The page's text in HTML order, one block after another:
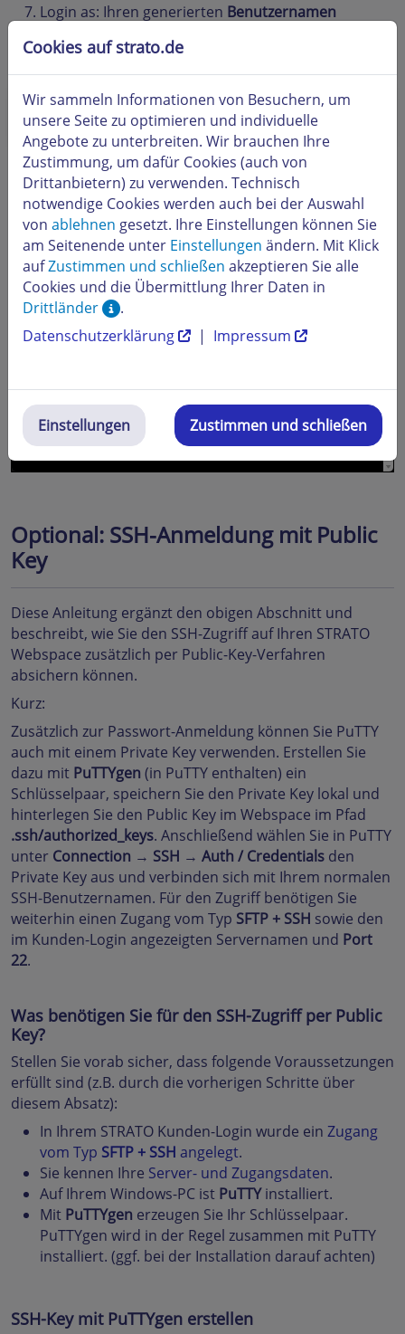
Login as: Ihren generierten Benutzernamen
Passworteingeben.
Hinweis:In PuTTY wird bei der Passworteingabe
nichts angezeigt – das ist normal.
Sie befinden sich nun im Terminal im hinterlegten
Startverzeichnis.
Optional: SSH-Anmeldung mit Public
Key
Diese Anleitung ergänzt den obigen Abschnitt und
beschreibt, wie Sie den SSH-Zugriff auf Ihren STRATO
Webspace zusätzlich per Public-Key-Verfahren
absichern können.
Kurz:
Zusätzlich zur Passwort-Anmeldung können Sie PuTTY
auch mit einem Private Key verwenden. Erstellen Sie
dazu mit PuTTYgen (in PuTTY enthalten) ein
Schlüsselpaar, speichern Sie den Private Key lokal und
hinterlegen Sie den Public Key im Webspace im Pfad
.ssh/authorized_keys. Anschließend wählen Sie in PuTTY
unter Connection → SSH → Auth / Credentials den
Private Key aus und verbinden sich mit Ihrem normalen
SSH-Benutzernamen. Für den Zugriff benötigen Sie
weiterhin einen Zugang vom Typ SFTP + SSH sowie den
im Kunden-Login angezeigten Servernamen und Port
22.
Was benötigen Sie für den SSH-Zugriff per Public
Key?
Stellen Sie vorab sicher, dass folgende Voraussetzungen
erfüllt sind (z.B. durch die vorherigen Schritte über
diesem Absatz):
In Ihrem STRATO Kunden-Login wurde ein Zugang
vom Typ SFTP + SSH angelegt.
Sie kennen Ihre Server- und Zugangsdaten.
Auf Ihrem Windows-PC ist PuTTYinstalliert.
Mit PuTTYgen erzeugen Sie Ihr Schlüsselpaar.
PuTTYgen wird in der Regel zusammen mit PuTTY
installiert. (ggf. bei der Installation darauf achten)
SSH-Key mit PuTTYgen erstellen
Cookies auf strato.de
Wir sammeln Informationen von Besuchern, um
unsere Seite zu optimieren und individuelle
Angebote zu unterbreiten. Wir brauchen Ihre
Zustimmung, um dafür Cookies (auch von
Drittanbietern) zu verwenden. Technisch
notwendige Cookies werden auch bei der Auswahl
von ablehnen gesetzt. Ihre Einstellungen können Sie
am Seitenende unter Einstellungen ändern. Mit Klick
aufZustimmen und schließen akzeptieren Sie alle
Cookies und die Übermittlung Ihrer Daten in
Drittländer
.
Datenschutzerklärung
| Impressum
Einstellungen Zustimmen und schließen